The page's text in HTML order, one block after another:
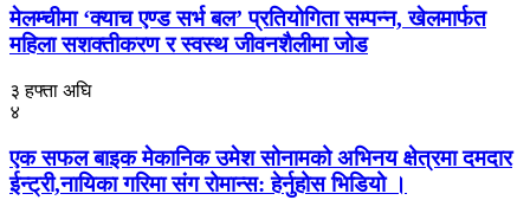
मेलम्चीमा ‘क्याच एण्ड सर्भ बल’ प्रतियोगिता सम्पन्न, खेलमार्फत
महिला सशक्तीकरण र स्वस्थ जीवनशैलीमा जोड
३ हफ्ता अघि
४
एक सफल बाइक मेकानिक उमेश सोनामको अभिनय क्षेत्रमा दमदार
ईन्ट्री,नायिका गरिमा संग रोमान्स: हेर्नुहोस भिडियो ।